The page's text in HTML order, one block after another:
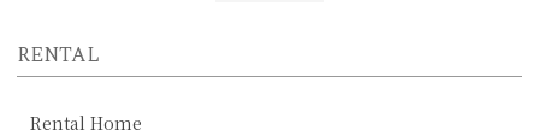
RENTAL
Rental Home